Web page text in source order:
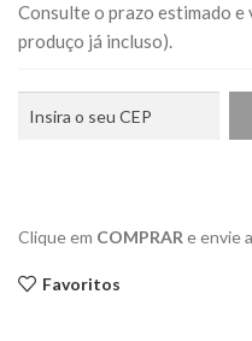
Consulte o prazo estimado
produço já incluso).
Clique em COMPRAR e envie
Favoritos